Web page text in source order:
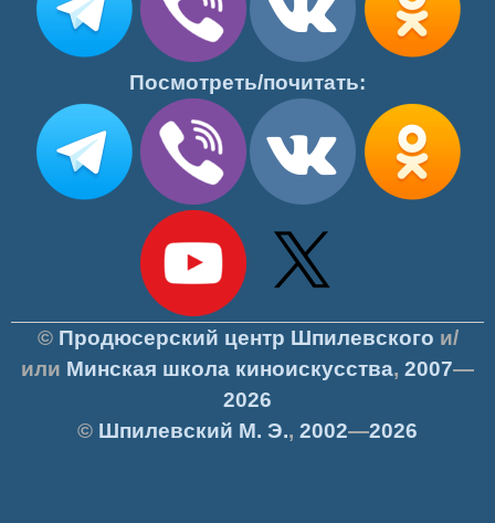
Посмотреть/почитать:
© Продюсерский центр Шпилевского и/
или Минская школа киноискусства, 2007—
2026
© Шпилевский М. Э., 2002—2026